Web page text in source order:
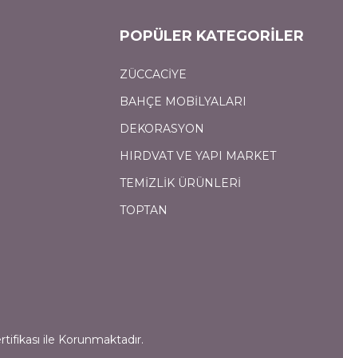
POPÜLER KATEGORİLER
ZÜCCACİYE
BAHÇE MOBİLYALARI
DEKORASYON
HIRDVAT VE YAPI MARKET
TEMİZLİK ÜRÜNLERİ
TOPTAN
ile Korunmaktadır.